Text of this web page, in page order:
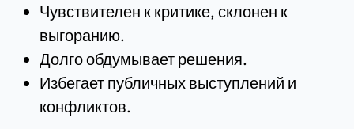
Чувствителен к критике, склонен к
выгоранию.
Долго обдумывает решения.
Избегает публичных выступлений и
конфликтов.